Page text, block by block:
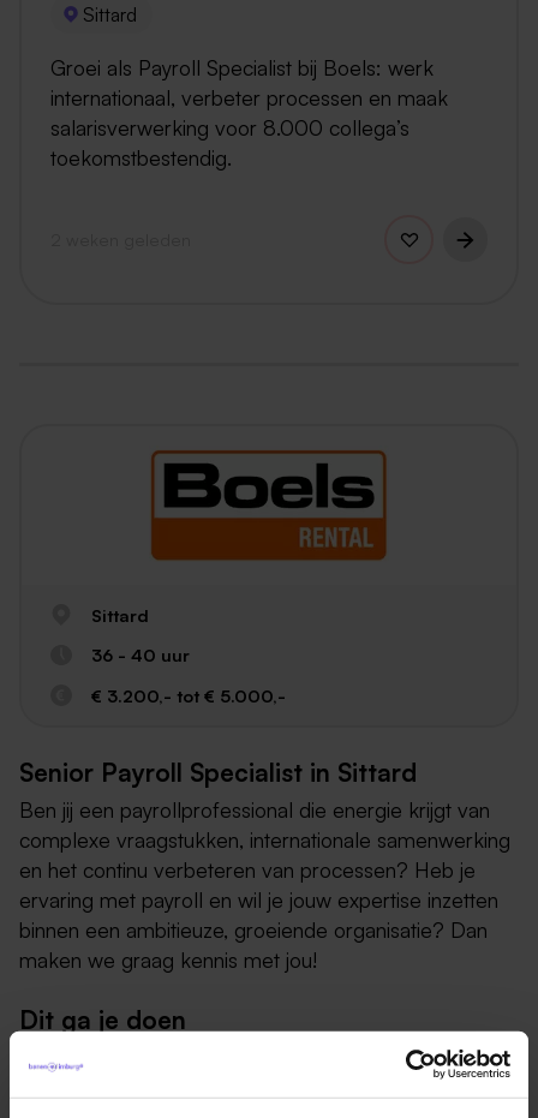
Sittard
Groei als Payroll Specialist bij Boels: werk
internationaal, verbeter processen en maak
salarisverwerking voor 8.000 collega’s
toekomstbestendig.
Sittard
36 - 40 uur
€ 3.200,- tot € 5.000,-
Senior Payroll Specialist in Sittard
Ben jij een payrollprofessional die energie krijgt van
complexe vraagstukken, internationale samenwerking
en het continu verbeteren van processen? Heb je
ervaring met payroll en wil je jouw expertise inzetten
binnen een ambitieuze, groeiende organisatie? Dan
maken we graag kennis met jou!
Dit ga je doen
Als Senior Payroll Specialist ben jij een onmisbare
schakel binnen onze internationale payrollorganisatie.